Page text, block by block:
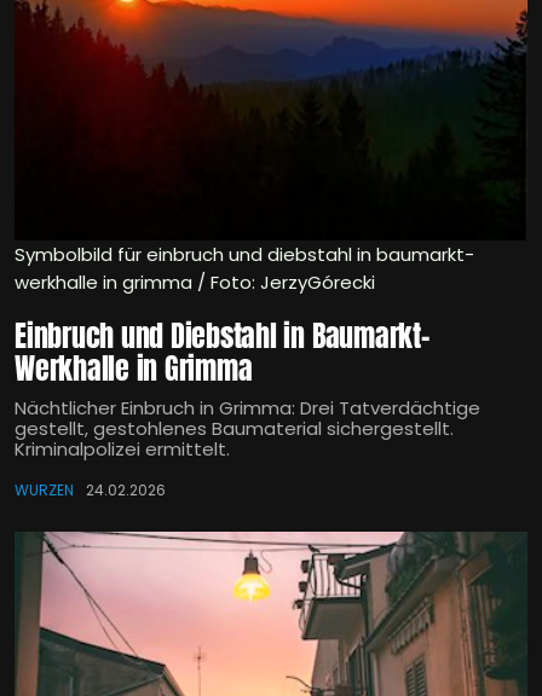
Symbolbild für einbruch und diebstahl in baumarkt-
werkhalle in grimma / Foto: JerzyGórecki
Einbruch und Diebstahl in Baumarkt-
Werkhalle in Grimma
Nächtlicher Einbruch in Grimma: Drei Tatverdächtige
gestellt, gestohlenes Baumaterial sichergestellt.
Kriminalpolizei ermittelt.
WURZEN 24.02.2026